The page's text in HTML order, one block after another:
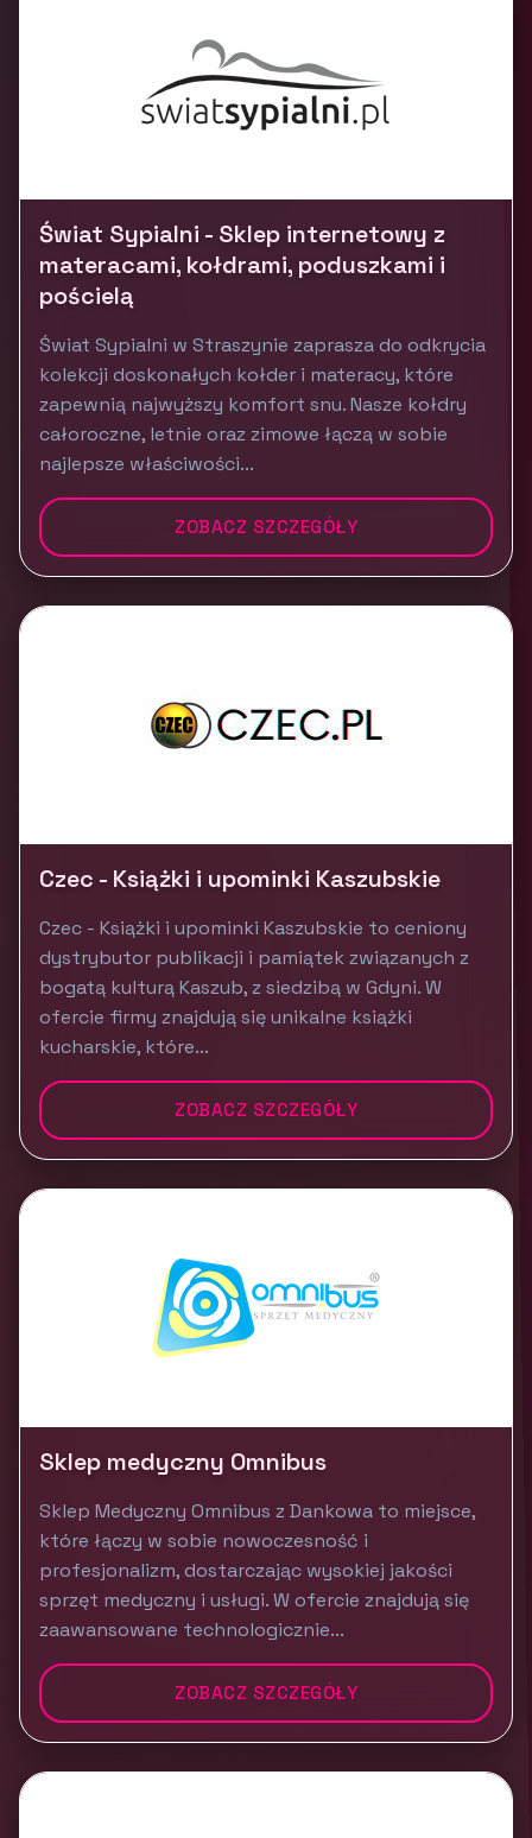
Świat Sypialni - Sklep internetowy z
materacami, kołdrami, poduszkami i
pościelą
Świat Sypialni w Straszynie zaprasza do odkrycia
kolekcji doskonałych kołder i materacy, które
zapewnią najwyższy komfort snu. Nasze kołdry
całoroczne, letnie oraz zimowe łączą w sobie
najlepsze właściwości...
ZOBACZ SZCZEGÓŁY
Czec - Książki i upominki Kaszubskie
Czec - Książki i upominki Kaszubskie to ceniony
dystrybutor publikacji i pamiątek związanych z
bogatą kulturą Kaszub, z siedzibą w Gdyni. W
ofercie firmy znajdują się unikalne książki
kucharskie, które...
ZOBACZ SZCZEGÓŁY
Sklep medyczny Omnibus
Sklep Medyczny Omnibus z Dankowa to miejsce,
które łączy w sobie nowoczesność i
profesjonalizm, dostarczając wysokiej jakości
sprzęt medyczny i usługi. W ofercie znajdują się
zaawansowane technologicznie...
ZOBACZ SZCZEGÓŁY